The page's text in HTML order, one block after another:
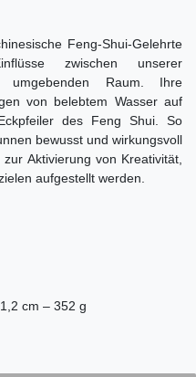
Feng-Shui-Gelehrte
zwischen unserer
Raum. Ihre
von belebtem Wasser auf
des Feng Shui. So
bewusst und wirkungsvoll
Aktivierung von Kreativität,
aufgestellt werden.
cm – 352 g